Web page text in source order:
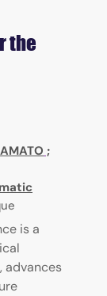
the
;
is a
advances